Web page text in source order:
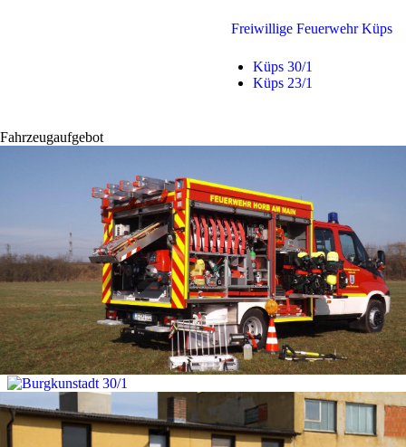
Freiwillige Feuerwehr Küps
Küps 30/1
Küps 23/1
Fahrzeugaufgebot